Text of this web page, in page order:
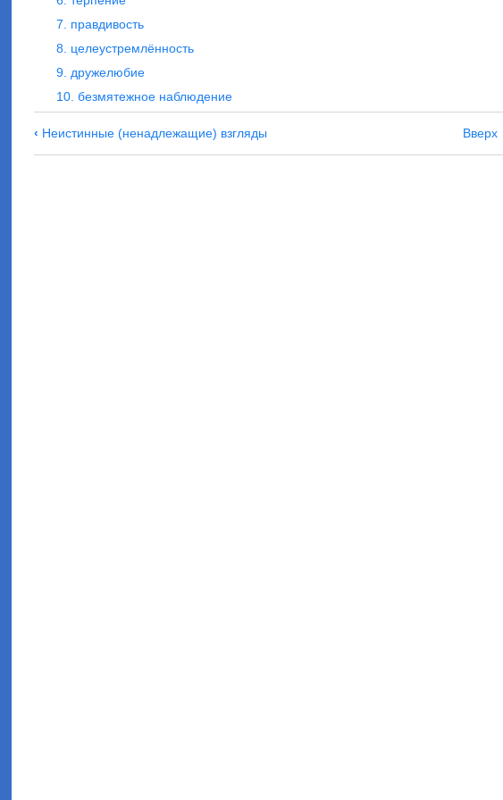
7. правдивость
8. целеустремлённость
9. дружелюбие
10. безмятежное наблюдение
Навигация
по
‹ Неистинные (ненадлежащие) взгляды Вверх